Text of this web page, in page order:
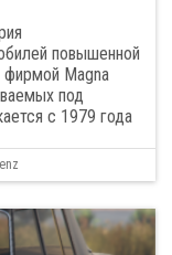
повышенной
Magna
под
с 1979 года